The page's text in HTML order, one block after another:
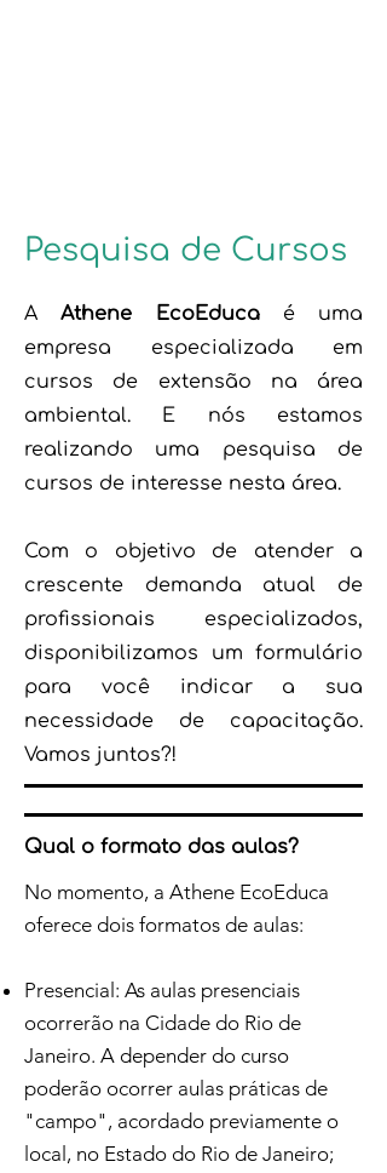
Pesquisa de Cursos
AAthene EcoEducaé uma
empresa especializada em
cursos de extensão na área
ambiental. E nós estamos
realizando uma pesquisa de
cursos de interesse nesta área.
Com o objetivo de atender a
crescente demanda atual de
profissionais especializados,
disponibilizamos um formulário
para você indicar a sua
necessidade de capacitação.
Vamos juntos?!
Qual o formato das aulas?
No momento, a Athene EcoEduca
oferece dois formatos de aulas:
Presencial: As aulas presenciais
ocorrerão na Cidade do Rio de
Janeiro. A depender do curso
poderão ocorrer aulas práticas de
"campo", acordado previamente o
local, no Estado do Rio de Janeiro;